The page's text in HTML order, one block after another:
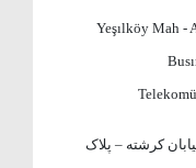
Yeşılköy
کرشته – پلاک